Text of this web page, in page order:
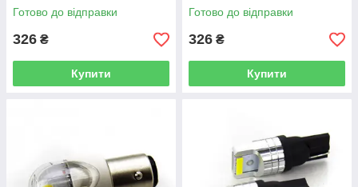
Готово до відправки
326 ₴
Купити
Готово до відправки
326 ₴
Купити